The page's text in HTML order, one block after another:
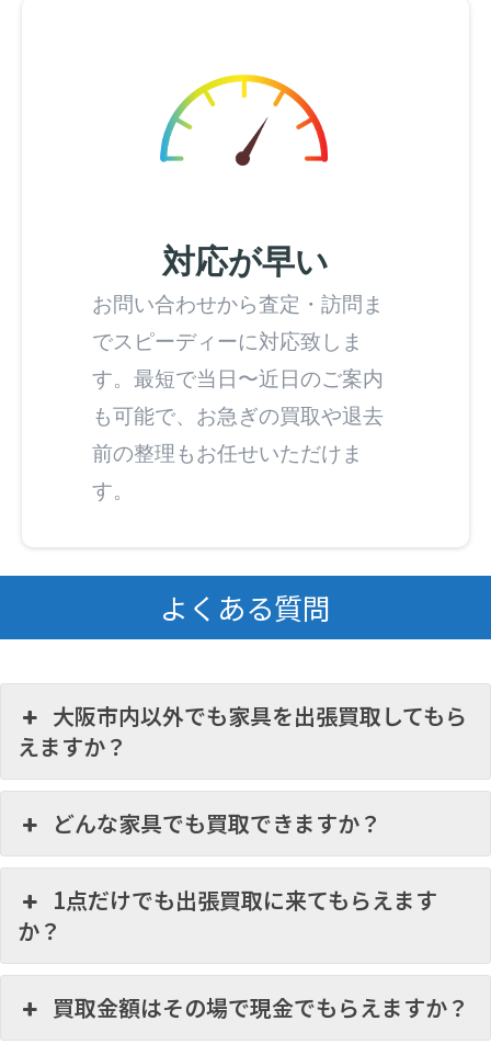
対応が早い
お問い合わせから査定・訪問ま
でスピーディーに対応致しま
す。最短で当日〜近日のご案内
も可能で、お急ぎの買取や退去
前の整理もお任せいただけま
す。
よくある質問
大阪市内以外でも家具を出張買取してもら
えますか？
どんな家具でも買取できますか？
1点だけでも出張買取に来てもらえます
か？
買取金額はその場で現金でもらえますか？